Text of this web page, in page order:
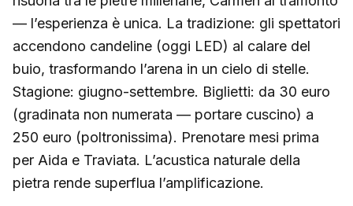
— l’esperienza è unica. La tradizione: gli spettatori
accendono candeline (oggi LED) al calare del
buio, trasformando l’arena in un cielo di stelle.
Stagione: giugno-settembre. Biglietti: da 30 euro
(gradinata non numerata — portare cuscino) a
250 euro (poltronissima). Prenotare mesi prima
per Aida e Traviata. L’acustica naturale della
pietra rende superflua l’amplificazione.